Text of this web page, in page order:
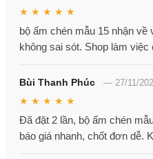
★ ★ ★ ★ ★
bộ ấm chén mẫu 15 nhận
không sai sót. Shop làm việc
Bùi Thanh Phúc — 27/11/
★ ★ ★ ★ ★
Đã đặt 2 lần, bộ ấm chén
báo giá nhanh, chốt đơn dễ.